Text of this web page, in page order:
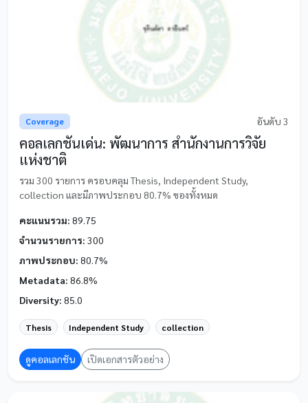
Coverage อันดับ 3
คอลเลกชันเด่น: พัฒนาการ สำนักงานการวิจัย
แห่งชาติ
รวม 300 รายการ ครอบคลุม Thesis, Independent Study,
collection และมีภาพประกอบ 80.7% ของทั้งหมด
คะแนนรวม: 89.75
จำนวนรายการ: 300
ภาพประกอบ: 80.7%
Metadata: 86.8%
Diversity: 85.0
Thesis Independent Study collection
ดูคอลเลกชัน เปิดเอกสารตัวอย่าง